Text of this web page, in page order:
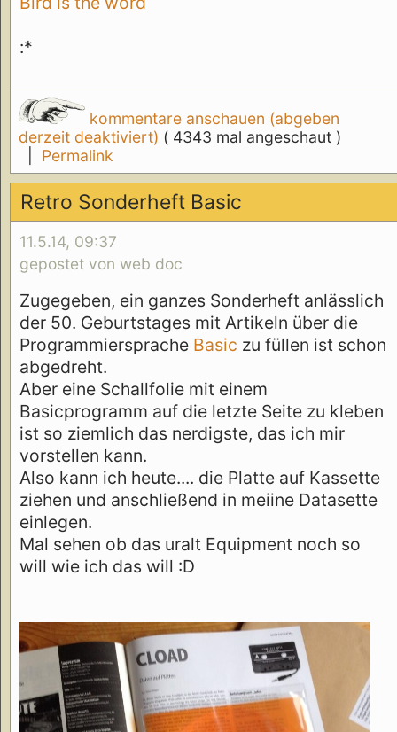
:*
kommentare anschauen (abgeben
derzeit deaktiviert) ( 4343 mal angeschaut )
Permalink
Retro Sonderheft Basic
11.5.14, 09:37
gepostet von web doc
Zugegeben, ein ganzes Sonderheft anlässlich
der 50. Geburtstages mit Artikeln über die
Programmiersprache Basic zu füllen ist schon
abgedreht.
Aber eine Schallfolie mit einem
Basicprogramm auf die letzte Seite zu kleben
ist so ziemlich das nerdigste, das ich mir
vorstellen kann.
Also kann ich heute.... die Platte auf Kassette
ziehen und anschließend in meiine Datasette
einlegen.
Mal sehen ob das uralt Equipment noch so
will wie ich das will :D